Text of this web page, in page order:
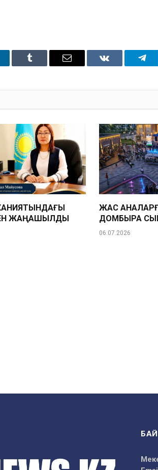
Tumblr Email VKontakte
ЖАҢАШЫЛДЫҚ
ЖАС
ДОМБЫРА
06.07.2026